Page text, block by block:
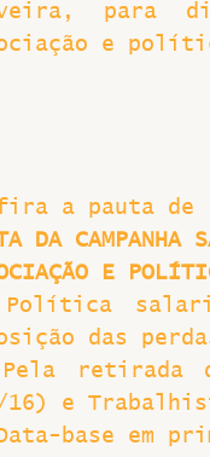
para
e
a pauta de
DA CAMPANHA
E
das
retirada
16) e
base em